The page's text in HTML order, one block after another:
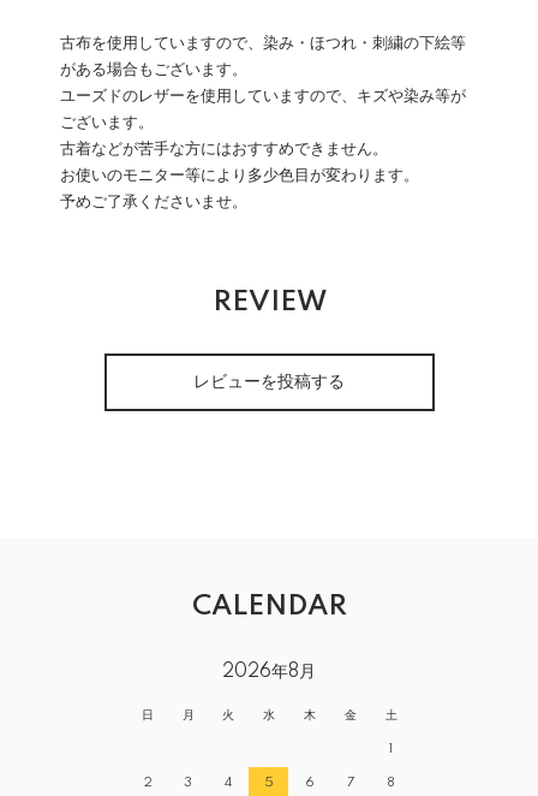
古布を使用していますので、染み・ほつれ・刺繍の下絵等
がある場合もございます。
ユーズドのレザーを使用していますので、キズや染み等が
ございます。
古着などが苦手な方にはおすすめできません。
お使いのモニター等により多少色目が変わります。
予めご了承くださいませ。
REVIEW
レビューを投稿する
CALENDAR
2026年8月
日 月 火 水 木 金 土
1
2 3 4 5 6 7 8